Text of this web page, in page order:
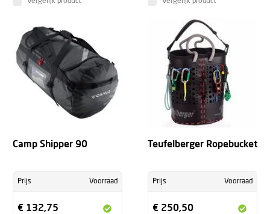
Camp Shipper 90
Prijs Voorraad
€ 132,75
Teufelberger Ropebucket
Prijs Voorraad
€ 250,50